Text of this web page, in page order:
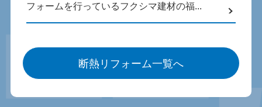
フォームを行っているフクシマ建材の福...
断熱リフォーム一覧へ